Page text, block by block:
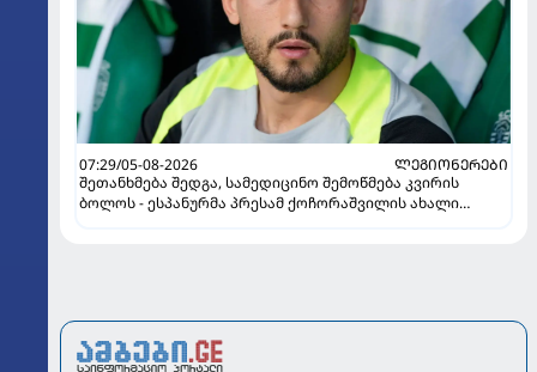
07:29/05-08-2026
ᲚᲔᲒᲘᲝᲜᲔᲠᲔᲑᲘ
შეთანხმება შედგა, სამედიცინო შემოწმება კვირის
ბოლოს - ესპანურმა პრესამ ქოჩორაშვილის ახალი